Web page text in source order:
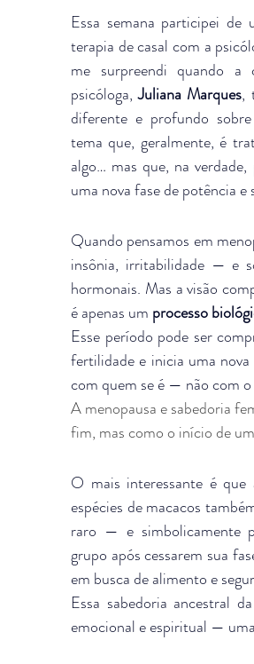
Essa semana participei de
terapia de casal com a
me surpreendi quando a
psicóloga, Juliana Marques,
diferente e profundo
tema que, geralmente, é
algo… mas que, na
uma nova fase de potência e
Quando pensamos em
insônia, irritabilidade — e
hormonais. Mas a visão
é apenas um processo
Esse período pode ser
fertilidade e inicia uma
com quem se é — não com o
A menopausa e sabedoria
fim, mas como o início de
O mais interessante é que
espécies de macacos
raro — e simbolicamente
grupo após cessarem sua
em busca de alimento e
Essa sabedoria ancestral
emocional e espiritual —